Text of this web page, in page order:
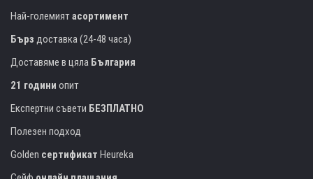
Най-големиятасортимент
Бърз доставка (24-48 часа)
Доставяме в цяла България
21 години опит
Експертни съвети БЕЗПЛАТНО
Полезен подход
Golden сертификат Heureka